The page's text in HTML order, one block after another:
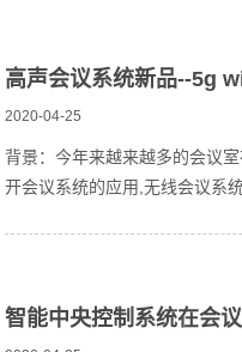
高声会议系统新品--5g
2020-04-25
背景：今年来越来越多的会议
开会议系统的应用,无线会议系
智能中央控制系统在会